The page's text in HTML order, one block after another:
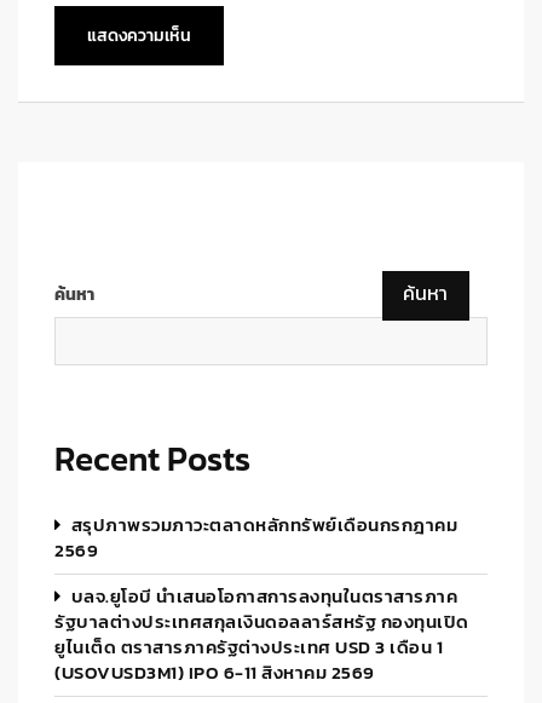
ค้นหา ค้นหา
Recent Posts
สรุปภาพรวมภาวะตลาดหลักทรัพย์เดือนกรกฎาคม
2569
บลจ.ยูโอบี นำเสนอโอกาสการลงทุนในตราสารภาค
รัฐบาลต่างประเทศสกุลเงินดอลลาร์สหรัฐ กองทุนเปิด
ยูไนเต็ด ตราสารภาครัฐต่างประเทศ USD 3 เดือน 1
(USOVUSD3M1) IPO 6-11 สิงหาคม 2569